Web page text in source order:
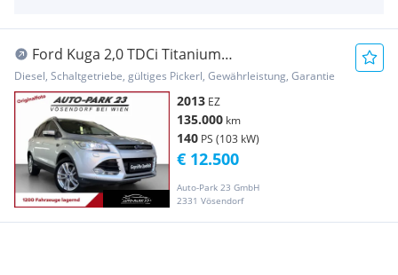
Ford Kuga 2,0 TDCi Titanium
4x4*140PS*NEUES-PICKERL5...
Diesel, Schaltgetriebe, gültiges Pickerl, Gewährleistung, Garantie
2013 EZ
135.000 km
140 PS (103 kW)
Auto-Park 23 GmbH
2331 Vösendorf
€ 12.500